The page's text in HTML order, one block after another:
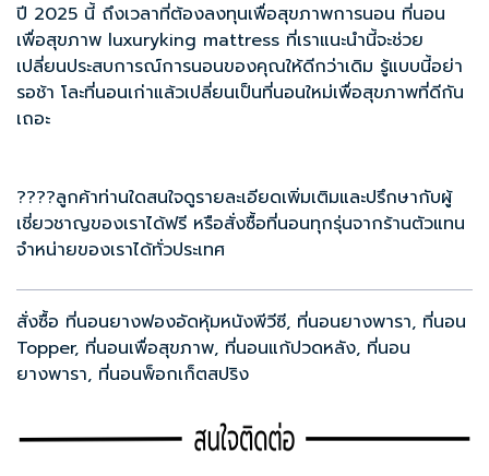
ปี 2025 นี้ ถึงเวลาที่ต้องลงทุนเพื่อสุขภาพการนอน ที่นอน
เพื่อสุขภาพ luxuryking mattress ที่เราแนะนำนี้จะช่วย
เปลี่ยนประสบการณ์การนอนของคุณให้ดีกว่าเดิม รู้แบบนี้อย่า
รอช้า โละที่นอนเก่าแล้วเปลี่ยนเป็นที่นอนใหม่เพื่อสุขภาพที่ดีกัน
เถอะ
????ลูกค้าท่านใดสนใจดูรายละเอียดเพิ่มเติมและปรึกษากับผู้
เชี่ยวชาญของเราได้ฟรี หรือสั่งซื้อที่นอนทุกรุ่นจากร้านตัวแทน
จำหน่ายของเราได้ทั่วประเทศ
สั่งซื้อ ที่นอนยางฟองอัดหุ้มหนังพีวีซี, ที่นอนยางพารา, ที่นอน
Topper, ที่นอนเพื่อสุขภาพ, ที่นอนแก้ปวดหลัง, ที่นอน
ยางพารา, ที่นอนพ็อกเก็ตสปริง